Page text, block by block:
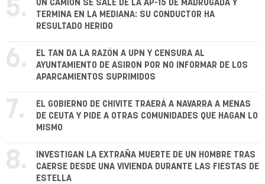
5.
UN CAMIÓN SE SALE DE LA AP-15 DE MADRUGADA Y
TERMINA EN LA MEDIANA: SU CONDUCTOR HA
RESULTADO HERIDO
6.
EL TAN DA LA RAZÓN A UPN Y CENSURA AL
AYUNTAMIENTO DE ASIRON POR NO INFORMAR DE LOS
APARCAMIENTOS SUPRIMIDOS
7.
EL GOBIERNO DE CHIVITE TRAERÁ A NAVARRA A MENAS
DE CEUTA Y PIDE A OTRAS COMUNIDADES QUE HAGAN LO
MISMO
8.
INVESTIGAN LA EXTRAÑA MUERTE DE UN HOMBRE TRAS
CAERSE DESDE UNA VIVIENDA DURANTE LAS FIESTAS DE
ESTELLA